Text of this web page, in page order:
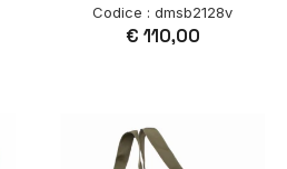
Codice : dmsb2128v
€ 110,00